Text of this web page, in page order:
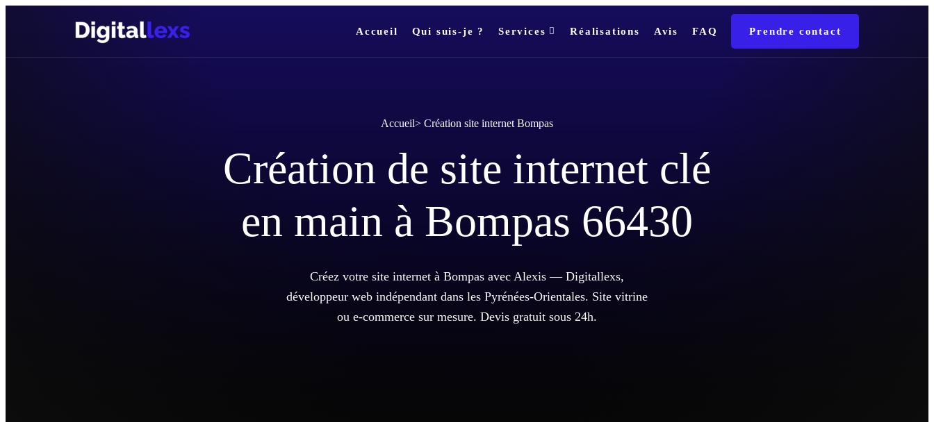
Accueil Qui suis-je ? Services Réalisations Avis FAQ Prendre contact
Accueil> Création site internet Bompas
Création de site internet clé
en main à Bompas 66430
Créez votre site internet à Bompas avec Alexis — Digitallexs,
développeur web indépendant dans les Pyrénées-Orientales. Site vitrine
ou e-commerce sur mesure. Devis gratuit sous 24h.